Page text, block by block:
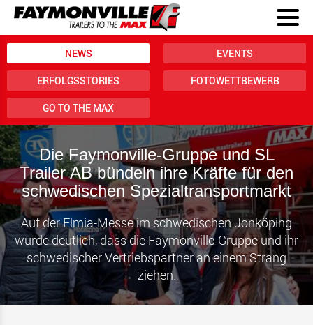
NEWS EVENTS
ERFOLGSSTORIES FOTOWETTBEWERB
GO TO THE MAX
Die Faymonville-Gruppe und SL
Trailer AB bündeln ihre Kräfte für den
schwedischen Spezialtransportmarkt
Auf der Elmia-Messe im schwedischen Jonköping
wurde deutlich, dass die Faymonville-Gruppe und ihr
schwedischer Vertriebspartner an einem Strang
ziehen.